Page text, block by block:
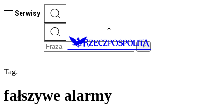
Serwisy
Tag:
fałszywe alarmy